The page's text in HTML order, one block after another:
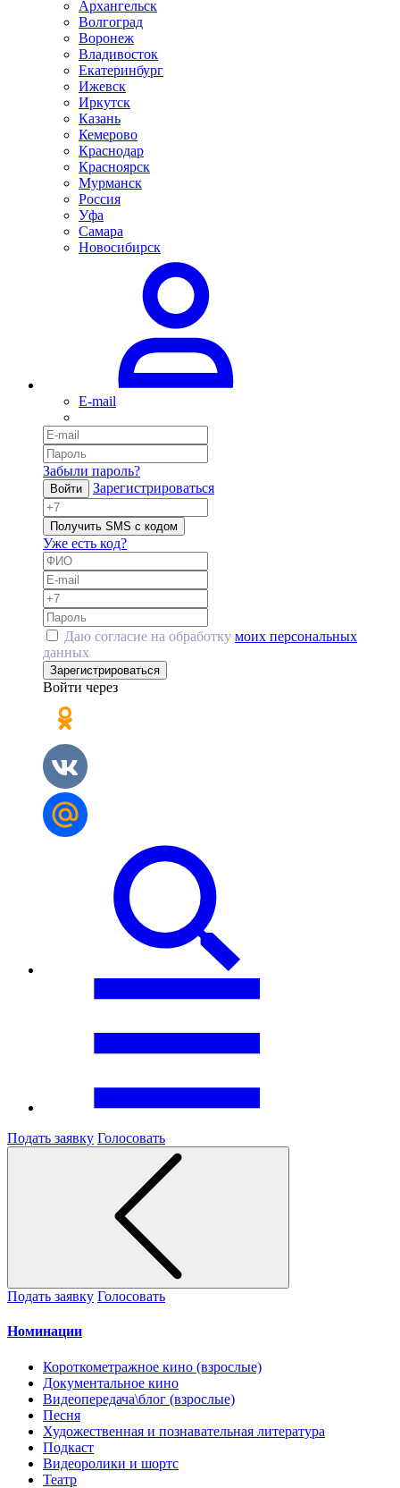
Архангельск
Волгоград
Воронеж
Владивосток
Екатеринбург
Ижевск
Иркутск
Казань
Кемерово
Краснодар
Красноярск
Мурманск
Россия
Уфа
Самара
Новосибирск
E-mail
Забыли пароль?
Войти Зарегистрироваться
Получить SMS с кодом
Уже есть код?
Даю согласие на обработку моих персональных
данных
Зарегистрироваться
Войти через
Подать заявку Голосовать
Подать заявку Голосовать
Номинации
Короткометражное кино (взрослые)
Документальное кино
Видеопередача\блог (взрослые)
Песня
Художественная и познавательная литература
Подкаст
Видеоролики и шортс
Театр